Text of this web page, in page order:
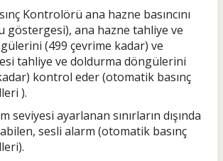
Kontrolörü ana hazne basıncını
göstergesi), ana hazne tahliye ve
(499 çevrime kadar) ve
tahliye ve doldurma döngülerini
kontrol eder (otomatik basınç
).
seviyesi ayarlanan sınırların dışında
sesli alarm (otomatik basınç